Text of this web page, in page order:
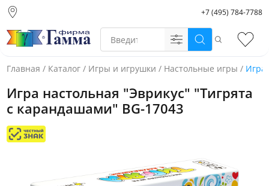
склад)
Санкт-Петербург
Екатеринбург
+7 (495) 784-7788
Поиск
Главная / Каталог / Игры и игрушки / Настольные игры / Игра
Игра настольная "Эврикус" "Тигрята
с карандашами" BG-17043